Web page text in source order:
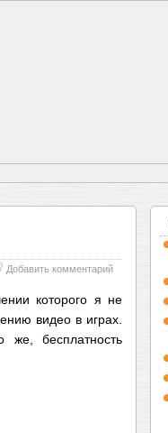
Добавить комментарий
которого я не
видео в играх.
же, бесплатность